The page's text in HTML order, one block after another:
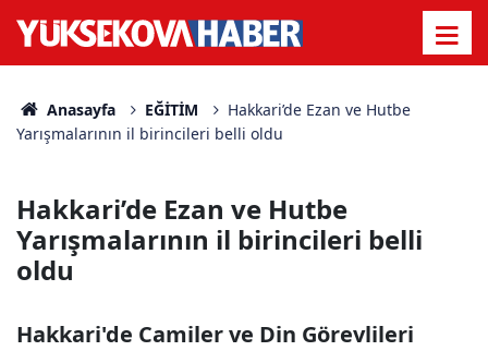
Anasayfa EĞİTİM
Hakkari’de Ezan ve Hutbe
Yarışmalarının il birincileri belli oldu
Hakkari’de Ezan ve Hutbe
Yarışmalarının il birincileri belli
oldu
Hakkari'de Camiler ve Din Görevlileri